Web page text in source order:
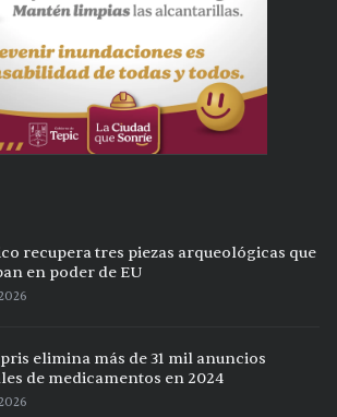
recupera tres piezas arqueológicas que
en poder de EU
elimina más de 31 mil anuncios
de medicamentos en 2024